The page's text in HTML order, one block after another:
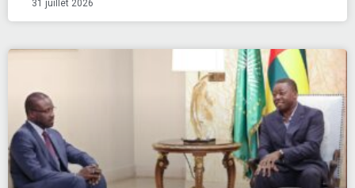
31 juillet 2026